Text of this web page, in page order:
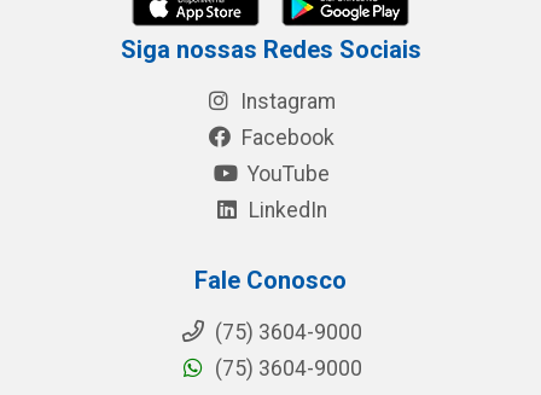
Siga nossas Redes Sociais
Instagram
Facebook
YouTube
LinkedIn
Fale Conosco
(75) 3604-9000
(75) 3604-9000